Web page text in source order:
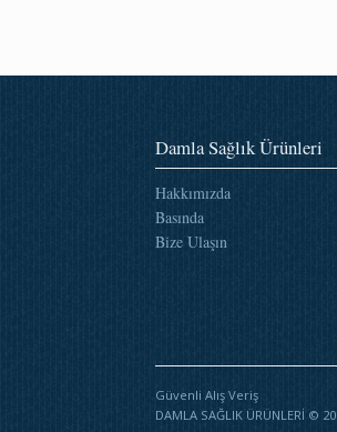
Damla Sağlık Ürünleri
Hakkımızda
Basında
Bize Ulaşın
Güvenli Alış Veriş
DAMLA SAĞLIK ÜRÜNLERİ ©